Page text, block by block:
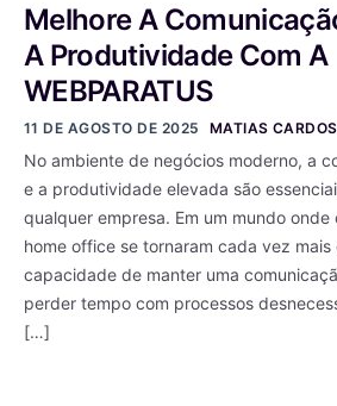
Melhore A
A Produtividade Com A
WEBPARATUS
11 DE AGOSTO DE 2025 MATIAS
No ambiente de negócios moderno, a
e a produtividade elevada são
qualquer empresa. Em um mundo
home office se tornaram cada vez mais
capacidade de manter uma
perder tempo com processos
[…]